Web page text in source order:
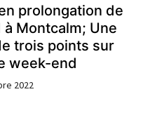
prolongation de
Montcalm; Une
trois points sur
week-end
2022